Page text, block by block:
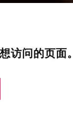
访问的页面。